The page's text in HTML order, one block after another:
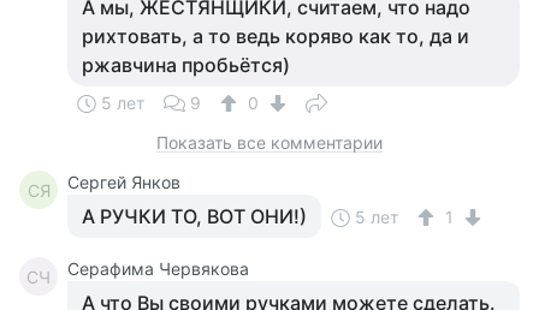
А мы, ЖЕСТЯНЩИКИ, считаем, что надо
рихтовать, а то ведь коряво как то, да и
ржавчина пробьётся)
5 лет 9
0
Показать все комментарии
СЯ Сергей Янков
А РУЧКИ ТО, ВОТ ОНИ!) 5 лет 1
СЧ Серафима Червякова
А что Вы своими ручками можете сделать.